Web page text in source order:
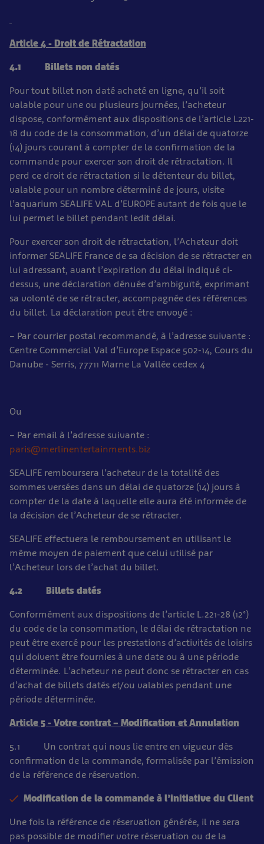
Article 4 - Droit de Rétractation
4.1 Billets non datés
Pour tout billet non daté acheté en ligne, qu’il soit
valable pour une ou plusieurs journées, l’acheteur
dispose, conformément aux dispositions de l’article L221-
18 du code de la consommation, d’un délai de quatorze
(14) jours courant à compter de la confirmation de la
commande pour exercer son droit de rétractation. Il
perd ce droit de rétractation si le détenteur du billet,
valable pour un nombre déterminé de jours, visite
l’aquarium SEALIFE VAL d’EUROPE autant de fois que le
lui permet le billet pendant ledit délai.
Pour exercer son droit de rétractation, l’Acheteur doit
informer SEALIFE France de sa décision de se rétracter en
lui adressant, avant l’expiration du délai indiqué ci-
dessus, une déclaration dénuée d’ambiguïté, exprimant
sa volonté de se rétracter, accompagnée des références
du billet. La déclaration peut être envoyé :
– Par courrier postal recommandé, à l’adresse suivante :
Centre Commercial Val d’Europe Espace 502-14, Cours du
Danube - Serris, 77711 Marne La Vallée cedex 4
Ou
– Par email à l’adresse suivante :
paris@merlinentertainments.biz
SEALIFE remboursera l’acheteur de la totalité des
sommes versées dans un délai de quatorze (14) jours à
compter de la date à laquelle elle aura été informée de
la décision de l’Acheteur de se rétracter.
SEALIFE effectuera le remboursement en utilisant le
même moyen de paiement que celui utilisé par
l’Acheteur lors de l’achat du billet.
4.2 Billets datés
Conformément aux dispositions de l’article L.221-28 (12°)
du code de la consommation, le délai de rétractation ne
peut être exercé pour les prestations d’activités de loisirs
qui doivent être fournies à une date ou à une période
déterminée. L’acheteur ne peut donc se rétracter en cas
d’achat de billets datés et/ou valables pendant une
période déterminée.
Article 5 - Votre contrat – Modification et Annulation
5.1 Un contrat qui nous lie entre en vigueur dès
confirmation de la commande, formalisée par l’émission
de la référence de réservation.
Modification de la commande à l’initiative du Client
Une fois la référence de réservation générée, il ne sera
pas possible de modifier votre réservation ou de la